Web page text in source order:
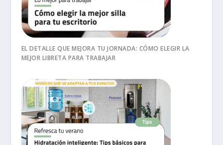
EL DETALLE QUE MEJORA TU JORNADA: CÓMO ELEGIR LA
MEJOR LIBRETA PARA TRABAJAR